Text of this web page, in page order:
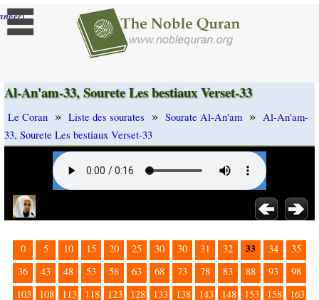
]
Al-An'am-33, Sourete Les bestiaux Verset-33
Le Coran » Liste des sourates » Sourate Al-An'am » Al-An'am-
33, Sourete Les bestiaux Verset-33
0 5 10 15 20 25 30 30 31 32 33 34
35
36
43 48 53 58 63 68 73 78 83 88 93
98
103
108 113 118 123 128 133 138 143 148 153 158 163